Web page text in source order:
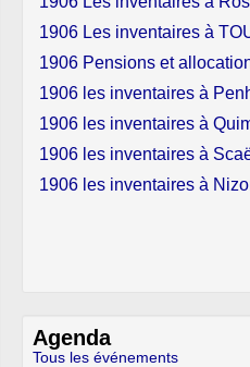
1906 Les inventaires à
1906 Pensions et
1906 les inventaires à
1906 les inventaires à
1906 les inventaires à
1906 les inventaires à
Agenda
Tous les événements